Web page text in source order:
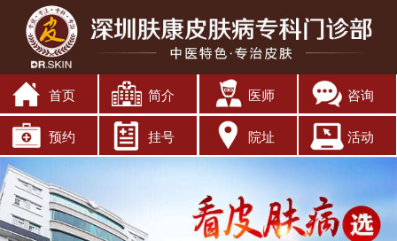
首页 简介 医师 咨询
预约 挂号 院址 活动